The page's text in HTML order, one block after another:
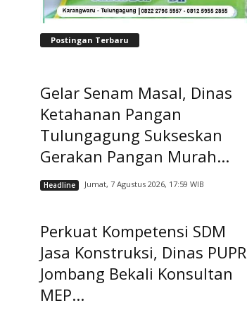
Postingan Terbaru
Gelar Senam Masal, Dinas
Ketahanan Pangan
Tulungagung Sukseskan
Gerakan Pangan Murah...
Headline Jumat, 7 Agustus 2026, 17:59 WIB
Perkuat Kompetensi SDM
Jasa Konstruksi, Dinas PUPR
Jombang Bekali Konsultan
MEP...